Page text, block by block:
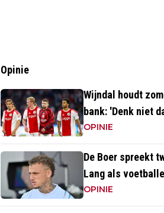
Opinie
Wijndal houdt
bank: 'Denk niet
goede verdediger
OPINIE
De Boer spreekt
Lang als
persoonlijkheid
OPINIE